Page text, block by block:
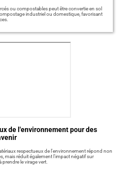
ou compostables peut être convertie en sol
industriel ou domestique, favorisant
de l'environnement pour des
respectueux de l'environnement répond non
mais réduit également l'impact négatif sur
le virage vert.